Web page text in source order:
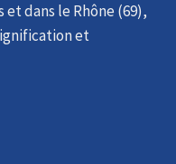
dans le Rhône (69),
et